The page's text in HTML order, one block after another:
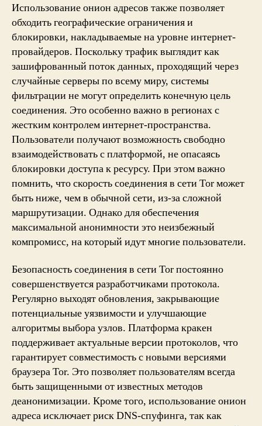
Использование онион адресов также позволяет
обходить географические ограничения и
блокировки, накладываемые на уровне интернет-
провайдеров. Поскольку трафик выглядит как
зашифрованный поток данных, проходящий через
случайные серверы по всему миру, системы
фильтрации не могут определить конечную цель
соединения. Это особенно важно в регионах с
жестким контролем интернет-пространства.
Пользователи получают возможность свободно
взаимодействовать с платформой, не опасаясь
блокировки доступа к ресурсу. При этом важно
помнить, что скорость соединения в сети Tor может
быть ниже, чем в обычной сети, из-за сложной
маршрутизации. Однако для обеспечения
максимальной анонимности это неизбежный
компромисс, на который идут многие пользователи.
Безопасность соединения в сети Tor постоянно
совершенствуется разработчиками протокола.
Регулярно выходят обновления, закрывающие
потенциальные уязвимости и улучшающие
алгоритмы выбора узлов. Платформа кракен
поддерживает актуальные версии протоколов, что
гарантирует совместимость с новыми версиями
браузера Tor. Это позволяет пользователям всегда
быть защищенными от известных методов
деанонимизации. Кроме того, использование онион
адреса исключает риск DNS-спуфинга, так как